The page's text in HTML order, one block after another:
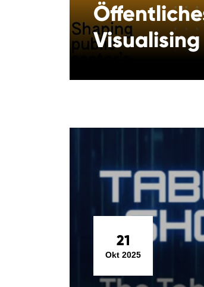
21
Okt 2025